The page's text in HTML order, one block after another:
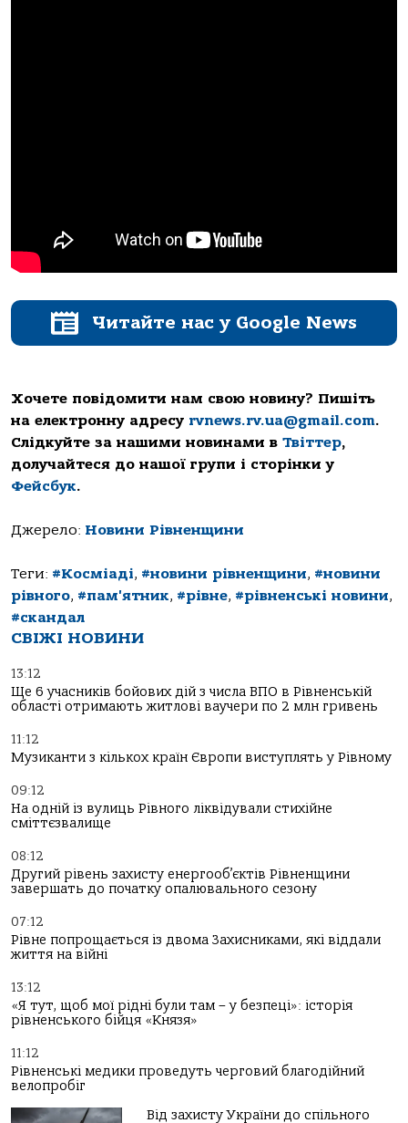
Читайте нас у Google News
Хочете повідомити нам свою новину? Пишіть
на електронну адресу rvnews.rv.ua@gmail.com.
Слідкуйте за нашими новинами в Твіттер,
долучайтеся до нашої групи і сторінки у
Фейсбук.
Джерело: Новини Рівненщини
Теги: #Косміаді, #новини рівненщини, #новини
рівного, #пам'ятник, #рівне, #рівненські новини,
#скандал
СВІЖІ НОВИНИ
13:12
Ще 6 учасників бойових дій з числа ВПО в Рівненській
області отримають житлові ваучери по 2 млн гривень
11:12
Музиканти з кількох країн Європи виступлять у Рівному
09:12
На одній із вулиць Рівного ліквідували стихійне
сміттєзвалище
08:12
Другий рівень захисту енергооб’єктів Рівненщини
завершать до початку опалювального сезону
07:12
Рівне попрощається із двома Захисниками, які віддали
життя на війні
13:12
«Я тут, щоб мої рідні були там – у безпеці»: історія
рівненського бійця «Князя»
11:12
Рівненські медики проведуть черговий благодійний
велопробіг
Від захисту України до спільного